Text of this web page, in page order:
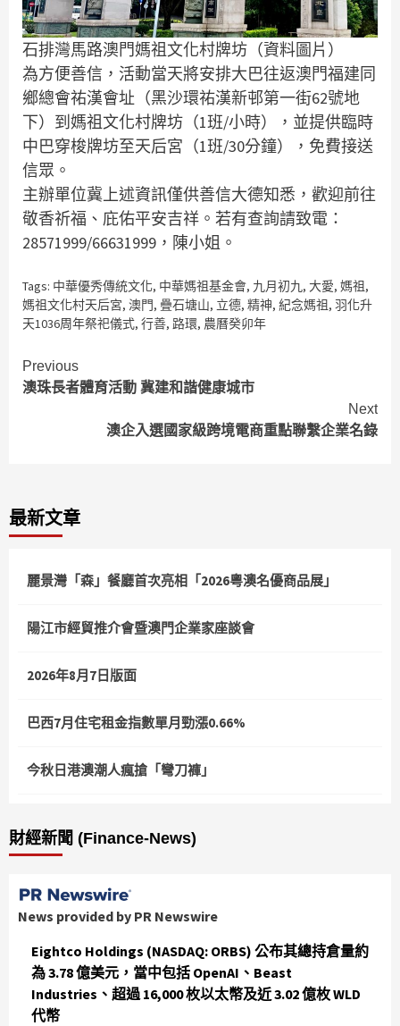
石排灣馬路澳門媽祖文化村牌坊（資料圖片）
為方便善信，活動當天將安排大巴往返澳門福建同
鄉總會祐漢會址（黑沙環祐漢新邨第一街62號地
下）到媽祖文化村牌坊（1班/小時），並提供臨時
中巴穿梭牌坊至天后宮（1班/30分鐘），免費接送
信眾。
主辦單位冀上述資訊僅供善信大德知悉，歡迎前往
敬香祈福、庇佑平安吉祥。若有查詢請致電：
28571999/66631999，陳小姐。
Tags: 中華優秀傳統文化, 中華媽祖基金會, 九月初九 , 大愛, 媽祖,
媽祖文化村天后宮, 澳門, 疊石塘山, 立德, 精神, 紀念媽祖, 羽化升
天1036周年祭祀儀式, 行善, 路環, 農曆癸卯年
Continue
Reading
Previous
澳珠長者體育活動 冀建和諧健康城市
Next
澳企入選國家級跨境電商重點聯繫企業名錄
最新文章
麗景灣「森」餐廳首次亮相「2026粵澳名優商品展」
陽江市經貿推介會暨澳門企業家座談會
2026年8月7日版面
巴西7月住宅租金指數單月勁漲0.66%
今秋日港澳潮人瘋搶「彎刀褲」
財經新聞 (Finance-News)
News provided by PR Newswire
Eightco Holdings (NASDAQ: ORBS) 公布其總持倉量約
為 3.78 億美元，當中包括 OpenAI、Beast
Industries、超過 16,000 枚以太幣及近 3.02 億枚 WLD
代幣